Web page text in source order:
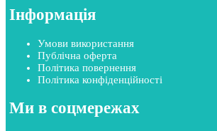
Інформація
Умови використання
Публічна оферта
Політика повернення
Політика конфіденційності
Ми в соцмережах